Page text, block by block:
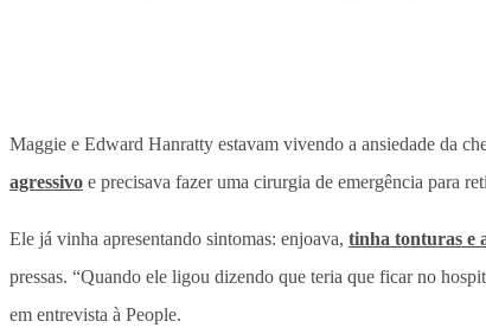
Maggie e Edward Hanratty estavam vivendo a ansiedade da
agressivo e precisava fazer uma cirurgia de emergência para
Ele já vinha apresentando sintomas: enjoava, tinha tonturas e
pressas. “Quando ele ligou dizendo que teria que ficar no
em entrevista à People.